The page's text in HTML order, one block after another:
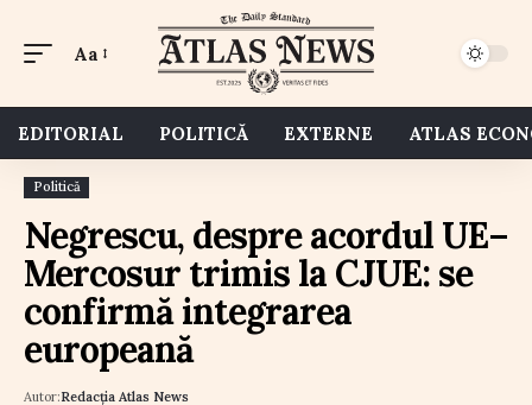
Aa
EDITORIAL POLITICĂ EXTERNE ATLAS
Politică
Negrescu, despre acordul UE–
Mercosur trimis la CJUE: se
confirmă integrarea
europeană
Autor:Redacția Atlas News